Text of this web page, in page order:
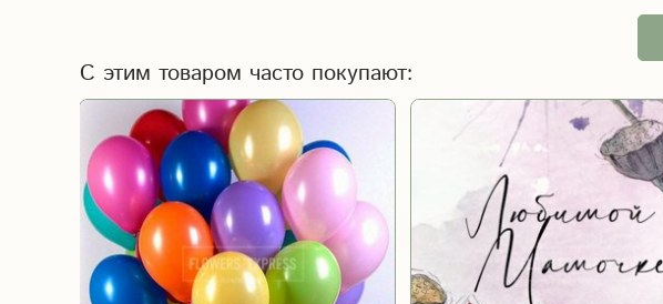
С этим товаром часто покупают: